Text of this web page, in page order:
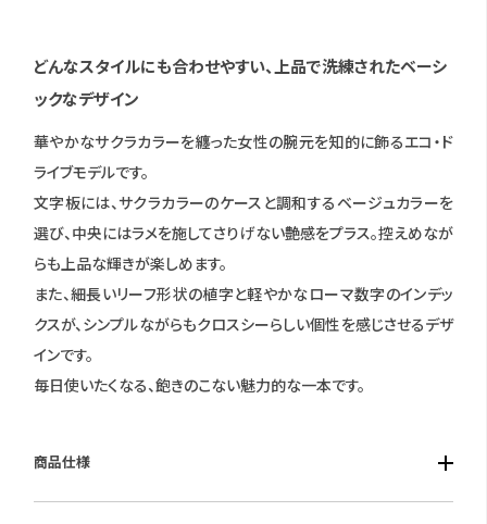
どんなスタイルにも合わせやすい、上品で洗練されたベーシ
ックなデザイン
華やかなサクラカラーを纏った女性の腕元を知的に飾るエコ・ド
ライブモデルです。
文字板には、サクラカラーのケースと調和するベージュカラーを
選び、中央にはラメを施してさりげない艶感をプラス。控えめなが
らも上品な輝きが楽しめます。
また、細長いリーフ形状の植字と軽やかなローマ数字のインデッ
クスが、シンプルながらもクロスシーらしい個性を感じさせるデザ
インです。
毎日使いたくなる、飽きのこない魅力的な一本です。
商品仕様